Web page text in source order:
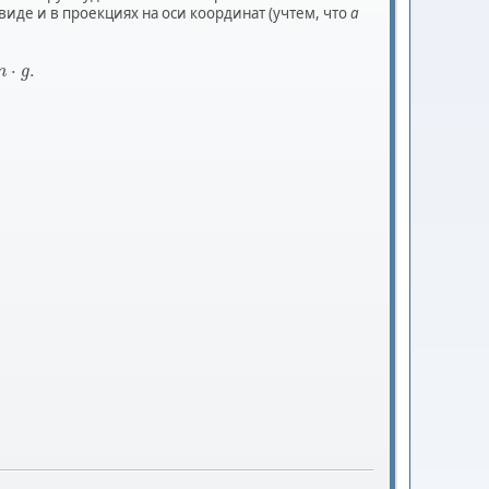
и в проекциях на оси координат (учтем, чтоa
⋅ g.